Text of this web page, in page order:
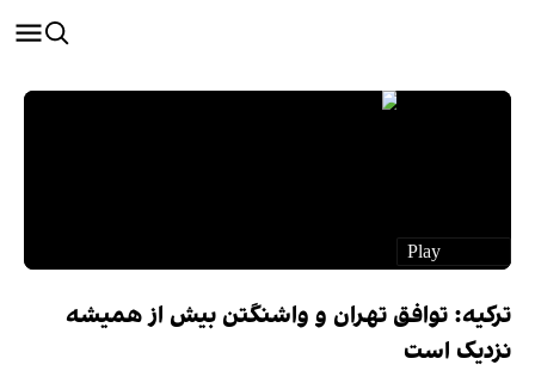
ترکیه: توافق تهران و واشنگتن بیش از همیشه
نزدیک است